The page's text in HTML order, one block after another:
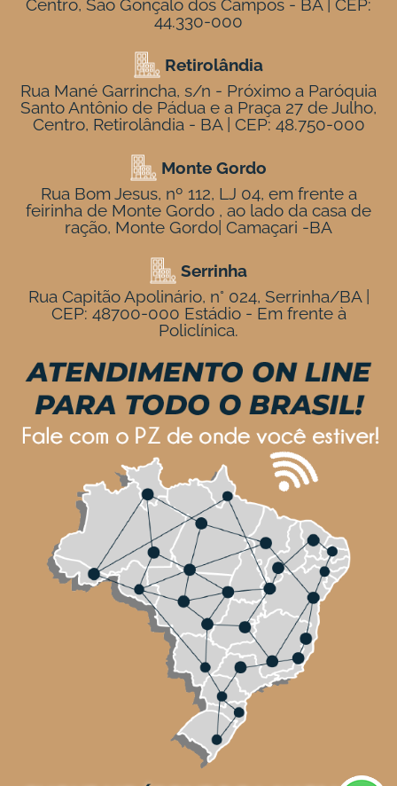
Centro, São Gonçalo dos Campos - BA | CEP:
44.330-000
Retirolândia
Rua Mané Garrincha, s/n - Próximo a Paróquia
Santo Antônio de Pádua e a Praça 27 de Julho,
Centro, Retirolândia - BA | CEP: 48.750-000
Monte Gordo
Rua Bom Jesus, nº 112, LJ 04, em frente a
feirinha de Monte Gordo , ao lado da casa de
ração, Monte Gordo| Camaçari -BA
Serrinha
Rua Capitão Apolinário, n° 024, Serrinha/BA |
CEP: 48700-000 Estádio - Em frente à
Policlínica.